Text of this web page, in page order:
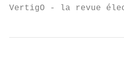
VertigO - la revue